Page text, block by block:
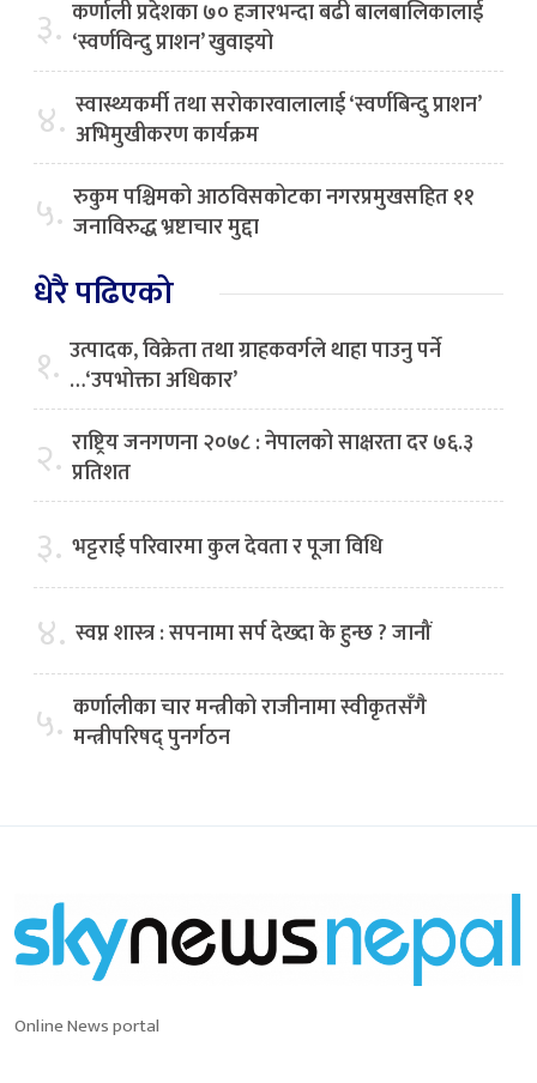
३. कर्णाली प्रदेशका ७० हजारभन्दा बढी बालबालिकालाई
‘स्वर्णविन्दु प्राशन’ खुवाइयो
४. स्वास्थ्यकर्मी तथा सरोकारवालालाई ‘स्वर्णबिन्दु प्राशन’
अभिमुखीकरण कार्यक्रम
५. रुकुम पश्चिमको आठविसकोटका नगरप्रमुखसहित ११
जनाविरुद्ध भ्रष्टाचार मुद्दा
धेरै पढिएको
१. उत्पादक, विक्रेता तथा ग्राहकवर्गले थाहा पाउनु पर्ने
…‘उपभोक्ता अधिकार’
२. राष्ट्रिय जनगणना २०७८ : नेपालको साक्षरता दर ७६.३
प्रतिशत
३. भट्टराई परिवारमा कुल देवता र पूजा विधि
४. स्वप्न शास्त्र : सपनामा सर्प देख्दा के हुन्छ ? जानौं
५. कर्णालीका चार मन्त्रीको राजीनामा स्वीकृतसँगै
मन्त्रीपरिषद् पुनर्गठन
Online News portal